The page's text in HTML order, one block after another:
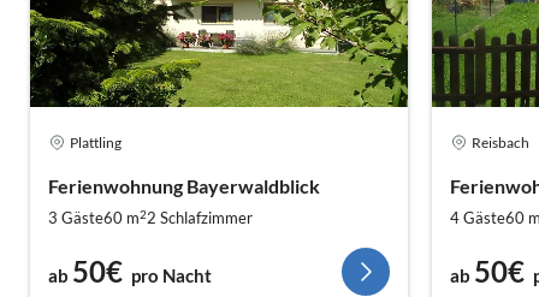
Plattling
Ferienwohnung Bayerwaldblick
3 Gäste60 m22 Schlafzimmer
ab 50€ pro Nacht
Reisbach
4 Gäste60
ab 50€